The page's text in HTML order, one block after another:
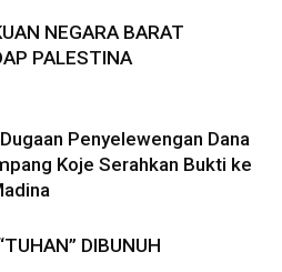
NEGARA BARAT
PALESTINA
Penyelewengan Dana
Koje Serahkan Bukti ke
DIBUNUH